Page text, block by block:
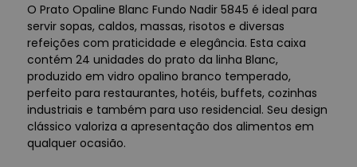
O Prato Opaline Blanc Fundo Nadir 5845 é ideal para
servir sopas, caldos, massas, risotos e diversas
refeições com praticidade e elegância. Esta caixa
contém 24 unidades do prato da linha Blanc,
produzido em vidro opalino branco temperado,
perfeito para restaurantes, hotéis, buffets, cozinhas
industriais e também para uso residencial. Seu design
clássico valoriza a apresentação dos alimentos em
qualquer ocasião.